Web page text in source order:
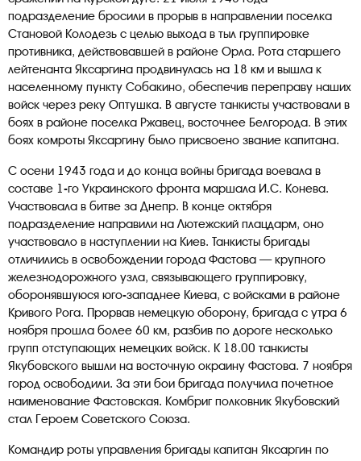
подразделение бросили в прорыв в направлении поселка
Становой Колодезь с целью выхода в тыл группировке
противника, действовавшей в районе Орла. Рота старшего
лейтенанта Яксаргина продвинулась на 18 км и вышла к
населенному пункту Собакино, обеспечив переправу наших
войск через реку Оптушка. В августе танкисты участвовали в
боях в районе поселка Ржавец, восточнее Белгорода. В этих
боях комроты Яксаргину было присвоено звание капитана.
С осени 1943 года и до конца войны бригада воевала в
составе 1-го Украинского фронта маршала И.С. Конева.
Участвовала в битве за Днепр. В конце октября
подразделение направили на Лютежский плацдарм, оно
участвовало в наступлении на Киев. Танкисты бригады
отличились в освобождении города Фастова — крупного
железнодорожного узла, связывающего группировку,
оборонявшуюся юго-западнее Киева, с войсками в районе
Кривого Рога. Прорвав немецкую оборону, бригада с утра 6
ноября прошла более 60 км, разбив по дороге несколько
групп отступающих немецких войск. К 18.00 танкисты
Якубовского вышли на восточную окраину Фастова. 7 ноября
город освободили. За эти бои бригада получила почетное
наименование Фастовская. Комбриг полковник Якубовский
стал Героем Советского Союза.
Командир роты управления бригады капитан Яксаргин по